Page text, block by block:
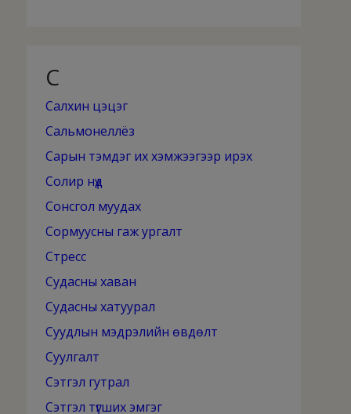
С
Салхин цэцэг
Сальмонеллёз
Сарын тэмдэг их хэмжээгээр ирэх
Солир нүд
Сонсгол муудах
Сормуусны гаж ургалт
Стресс
Судасны хаван
Судасны хатуурал
Суудлын мэдрэлийн өвдөлт
Суулгалт
Сэтгэл гутрал
Сэтгэл түгших эмгэг